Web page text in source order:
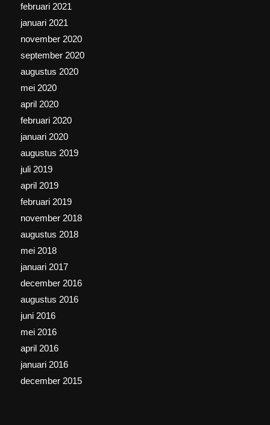
februari 2021
januari 2021
november 2020
september 2020
augustus 2020
mei 2020
april 2020
februari 2020
januari 2020
augustus 2019
juli 2019
april 2019
februari 2019
november 2018
augustus 2018
mei 2018
januari 2017
december 2016
augustus 2016
juni 2016
mei 2016
april 2016
januari 2016
december 2015